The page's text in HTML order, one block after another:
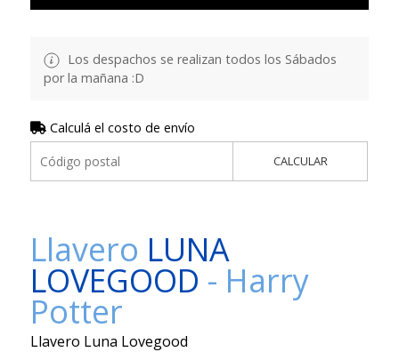
Los despachos se realizan todos los Sábados
por la mañana :D
Calculá el costo de envío
CALCULAR
Llavero LUNA
LOVEGOOD - Harry
Potter
Llavero Luna Lovegood